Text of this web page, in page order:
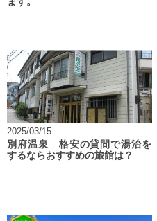
2025/03/15
別府温泉 格安の貸間で湯治を
するならおすすめの旅館は？